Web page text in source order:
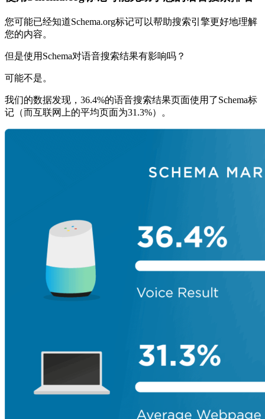
您可能已经知道Schema.org标记可以帮助搜索引擎更好地理解
您的内容。
但是使用Schema对语音搜索结果有影响吗？
可能不是。
我们的数据发现，36.4%的语音搜索结果页面使用了Schema标
记（而互联网上的平均页面为31.3%）。